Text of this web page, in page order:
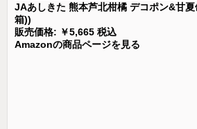
JAあしきた 熊本芦北柑橘 デコポン&甘
箱))
販売価格: ￥5,665 税込
Amazonの商品ページを見る